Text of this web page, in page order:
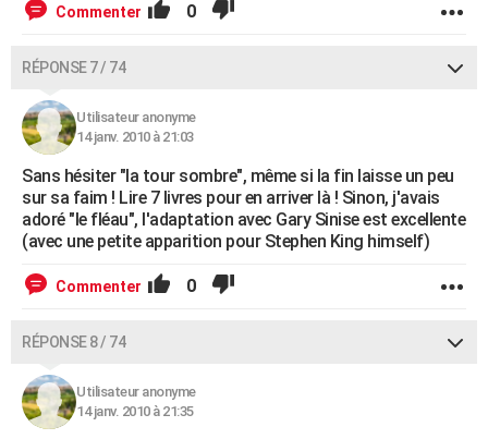
Commenter 0
RÉPONSE 7 / 74
Utilisateur anonyme
14 janv. 2010 à 21:03
Sans hésiter "la tour sombre", même si la fin laisse un peu
sur sa faim ! Lire 7 livres pour en arriver là ! Sinon, j'avais
adoré "le fléau", l'adaptation avec Gary Sinise est excellente
(avec une petite apparition pour Stephen King himself)
Commenter 0
RÉPONSE 8 / 74
Utilisateur anonyme
14 janv. 2010 à 21:35